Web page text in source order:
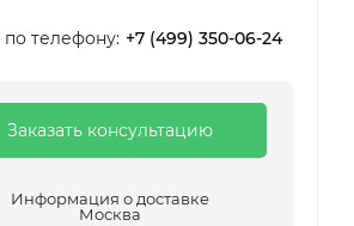
по телефону: +7 (499) 350-06-24
Заказать консультацию
Информация о доставке
Москва